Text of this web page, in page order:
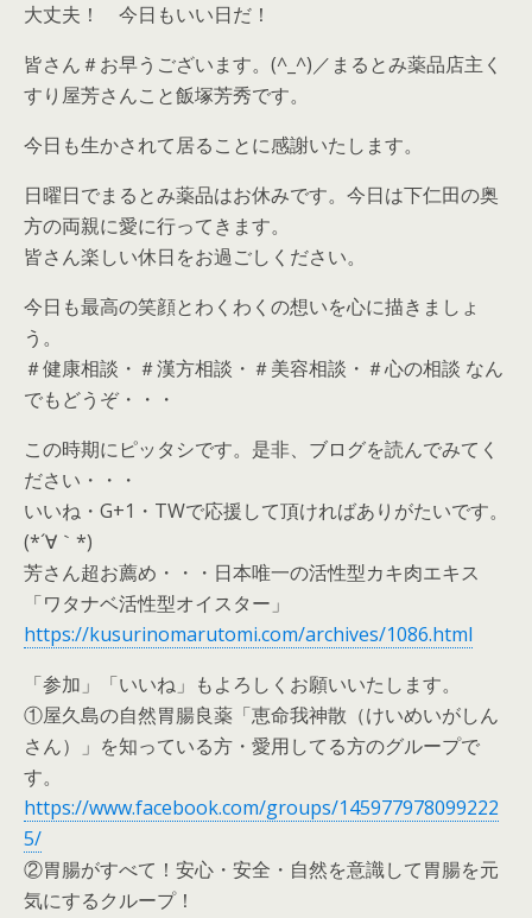
大丈夫！ 今日もいい日だ！
皆さん＃お早うございます。(^_^)／まるとみ薬品店主く
すり屋芳さんこと飯塚芳秀です。
今日も生かされて居ることに感謝いたします。
日曜日でまるとみ薬品はお休みです。今日は下仁田の奥
方の両親に愛に行ってきます。
皆さん楽しい休日をお過ごしください。
今日も最高の笑顔とわくわくの想いを心に描きましょ
う。
＃健康相談・＃漢方相談・＃美容相談・＃心の相談 なん
でもどうぞ・・・
この時期にピッタシです。是非、ブログを読んでみてく
ださい・・・
いいね・G+1・TWで応援して頂ければありがたいです。
(*´∀｀*)
芳さん超お薦め・・・日本唯一の活性型カキ肉エキス
「ワタナベ活性型オイスター」
https://kusurinomarutomi.com/archives/1086.html
「参加」「いいね」もよろしくお願いいたします。
①屋久島の自然胃腸良薬「恵命我神散（けいめいがしん
さん）」を知っている方・愛用してる方のグループで
す。
https://www.facebook.com/groups/145977978099222
5/
②胃腸がすべて！安心・安全・自然を意識して胃腸を元
気にするクループ！